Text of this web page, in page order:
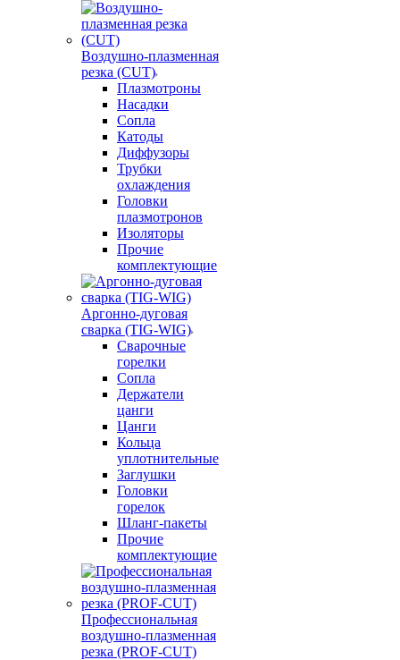
Воздушно-плазменная
резка (CUT)
Плазмотроны
Насадки
Сопла
Катоды
Диффузоры
Трубки
охлаждения
Головки
плазмотронов
Изоляторы
Прочие
комплектующие
Аргонно-дуговая
сварка (TIG-WIG)
Сварочные
горелки
Сопла
Держатели
цанги
Цанги
Кольца
уплотнительные
Заглушки
Головки
горелок
Шланг-пакеты
Прочие
комплектующие
Профессиональная
воздушно-плазменная
резка (PROF-CUT)